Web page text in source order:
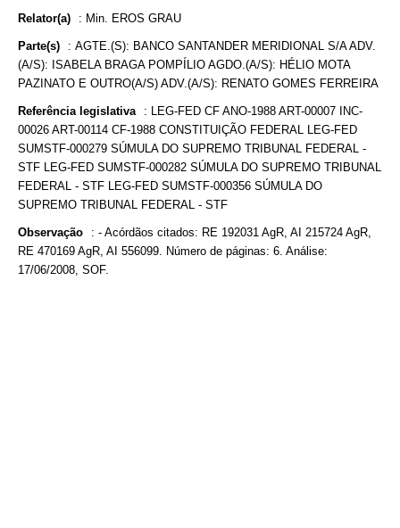
Relator(a) : Min. EROS GRAU
Parte(s) : AGTE.(S): BANCO SANTANDER MERIDIONAL S/A ADV.
(A/S): ISABELA BRAGA POMPÍLIO AGDO.(A/S): HÉLIO MOTA
PAZINATO E OUTRO(A/S) ADV.(A/S): RENATO GOMES FERREIRA
Referência legislativa : LEG-FED CF ANO-1988 ART-00007 INC-
00026 ART-00114 CF-1988 CONSTITUIÇÃO FEDERAL LEG-FED
SUMSTF-000279 SÚMULA DO SUPREMO TRIBUNAL FEDERAL -
STF LEG-FED SUMSTF-000282 SÚMULA DO SUPREMO TRIBUNAL
FEDERAL - STF LEG-FED SUMSTF-000356 SÚMULA DO
SUPREMO TRIBUNAL FEDERAL - STF
Observação : - Acórdãos citados: RE 192031 AgR, AI 215724 AgR,
RE 470169 AgR, AI 556099. Número de páginas: 6. Análise:
17/06/2008, SOF.